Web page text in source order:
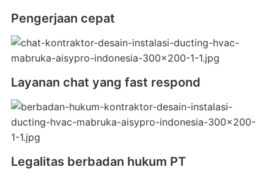
Pengerjaan cepat
Layanan chat yang fast respond
Legalitas berbadan hukum PT